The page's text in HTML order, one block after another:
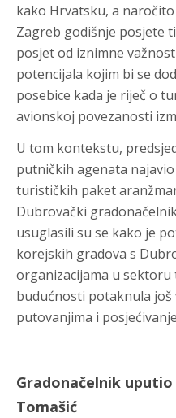
kako Hrvatsku, a
Zagreb godišnje posjete
posjet od iznimne
potencijala kojim bi se
posebice kada je riječ o
avionskoj povezanosti
U tom kontekstu,
putničkih agenata
turističkih paket
Dubrovački
usuglasili su se kako je
korejskih gradova s
organizacijama u sektoru
budućnosti potaknula
putovanjima i
Gradonačelnik
Tomašić